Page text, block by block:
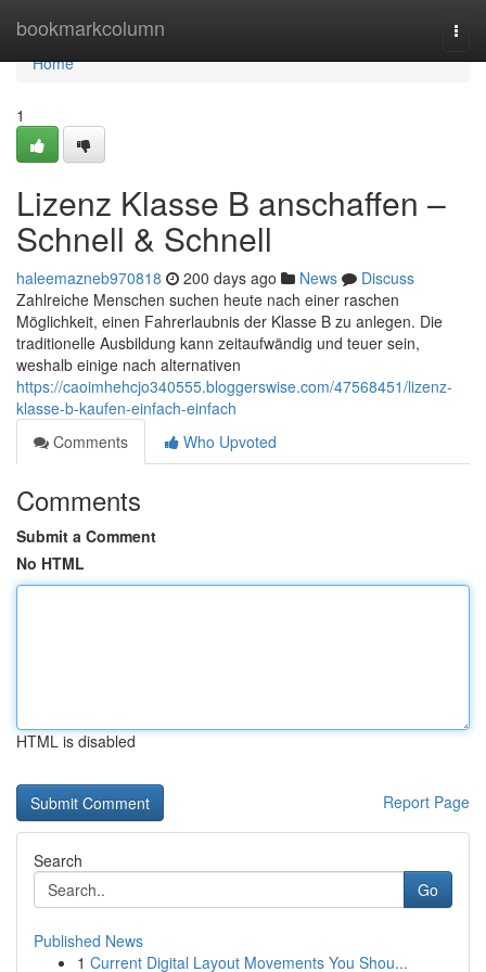
bookmarkcolumn
Home
Home
1
Lizenz Klasse B anschaffen –
Schnell & Schnell
haleemazneb970818 200 days ago News
Discuss
Zahlreiche Menschen suchen heute nach einer raschen
Möglichkeit, einen Fahrerlaubnis der Klasse B zu anlegen. Die
traditionelle Ausbildung kann zeitaufwändig und teuer sein,
weshalb einige nach alternativen
https://caoimhehcjo340555.bloggerswise.com/47568451/lizenz-
klasse-b-kaufen-einfach-einfach
Comments
Who Upvoted
Comments
Submit a Comment
No HTML
HTML is disabled
Report Page
Search
Go
Published News
1 Current Digital Layout Movements You Shou...